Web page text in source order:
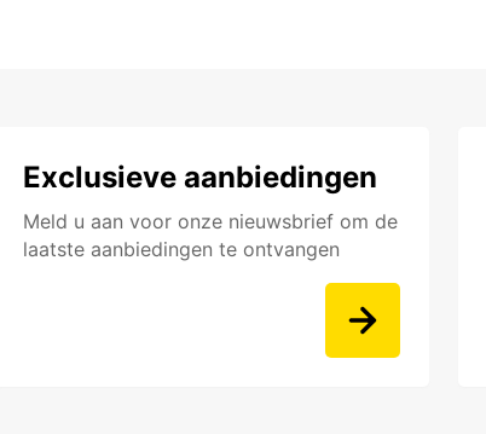
Exclusieve aanbiedingen
Meld u aan voor onze nieuwsbrief om de
laatste aanbiedingen te ontvangen